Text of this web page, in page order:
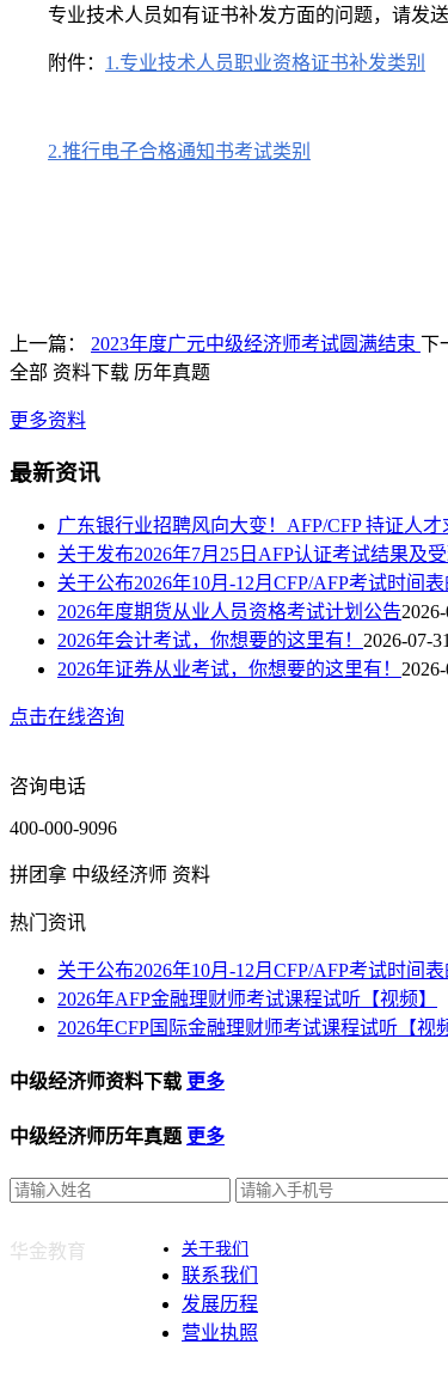
专业技术人员如有证书补发方面的问题，请发送
附件： 1.专业技术人员职业资格证书补发类别
2.推行电子合格通知书考试类别
上一篇： 2023年度广元中级经济师考试圆满结束 下
全部 资料下载 历年真题
更多资料
最新资讯
广东银行业招聘风向大变！AFP/CFP 持证人
关于发布2026年7月25日AFP认证考试结果及
关于公布2026年10月-12月CFP/AFP考试时间
2026年度期货从业人员资格考试计划公告
2026年会计考试，你想要的这里有！ 2026-07-31
2026年证券从业考试，你想要的这里有！
点击在线咨询
咨询电话
400-000-9096
拼团拿 中级经济师 资料
热门资讯
关于公布2026年10月-12月CFP/AFP考试时间
2026年AFP金融理财师考试课程试听【视频】
2026年CFP国际金融理财师考试课程试听【视
中级经济师资料下载 更多
中级经济师历年真题 更多
华金教育 关于我们
联系我们
发展历程
营业执照